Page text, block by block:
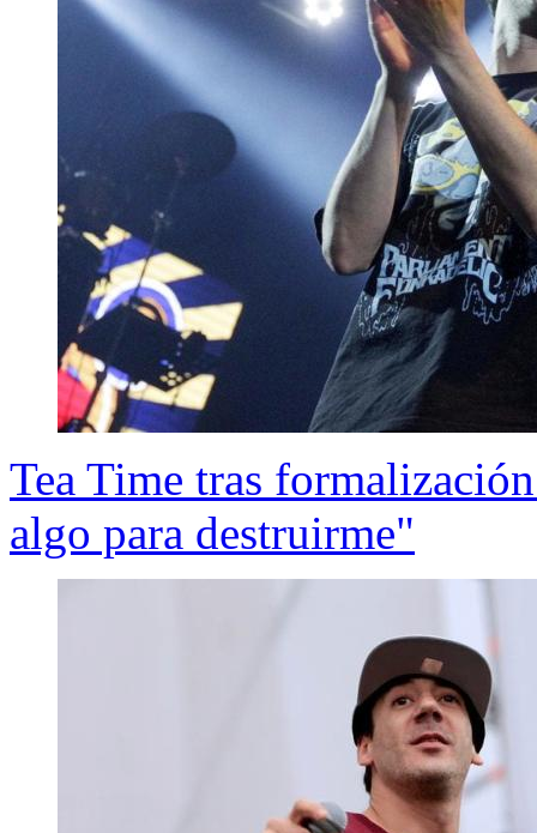
Tea Time tras
algo para destruirme"